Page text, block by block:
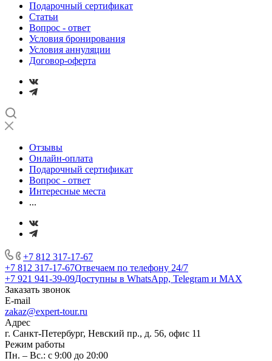
Подарочный сертификат
Статьи
Вопрос - ответ
Условия бронирования
Условия аннуляции
Договор-оферта
Отзывы
Онлайн-оплата
Подарочный сертификат
Вопрос - ответ
Интересные места
...
+7 812 317-17-67
+7 812 317-17-67Отвечаем по телефону 24/7
+7 921 941-39-09Доступны в WhatsApp, Telegram и MAX
Заказать звонок
E-mail
zakaz@expert-tour.ru
Адрес
г. Санкт-Петербург, Невский пр., д. 56, офис 11
Режим работы
Пн. – Вс.: с 9:00 до 20:00